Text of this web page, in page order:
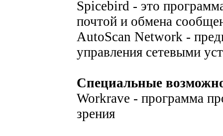
Spicebird - это
почтой и обмена
AutoScan Network -
управления сетевыми
Специальные
Workrave - программа
зрения